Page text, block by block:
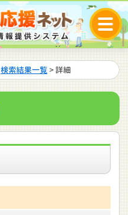
検索結果一覧> 詳細